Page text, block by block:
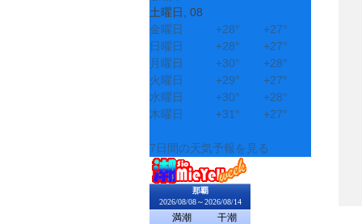
土曜日, 08
金曜日
+28° +27°
日曜日
+28° +27°
月曜日
+30° +28°
火曜日
+29° +27°
水曜日
+30° +28°
木曜日
+31° +27°
7日間の天気予報を見る